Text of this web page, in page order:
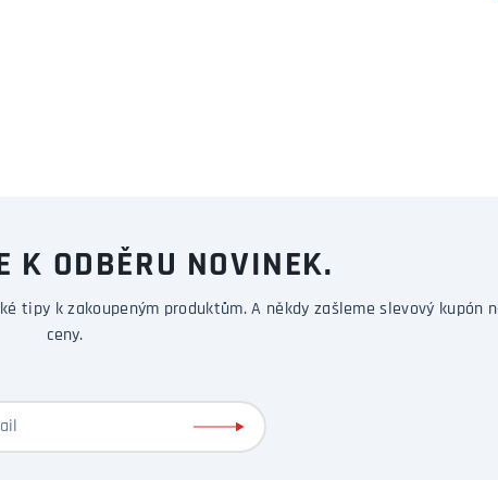
K ODBĚRU NOVINEK.
tipy k zakoupeným produktům. A někdy zašleme slevový
ceny.